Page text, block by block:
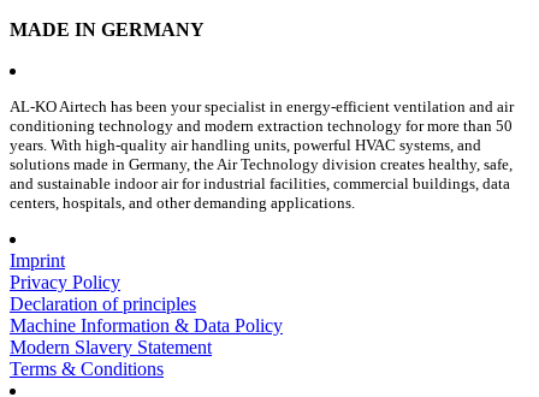
MADE IN GERMANY
AL-KO Airtech has been your specialist in energy-efficient ventilation and air
conditioning technology and modern extraction technology for more than 50
years. With high-quality air handling units, powerful HVAC systems, and
solutions made in Germany, the Air Technology division creates healthy, safe,
and sustainable indoor air for industrial facilities, commercial buildings, data
centers, hospitals, and other demanding applications.
Imprint
Privacy Policy
Declaration of principles
Machine Information & Data Policy
Modern Slavery Statement
Terms & Conditions